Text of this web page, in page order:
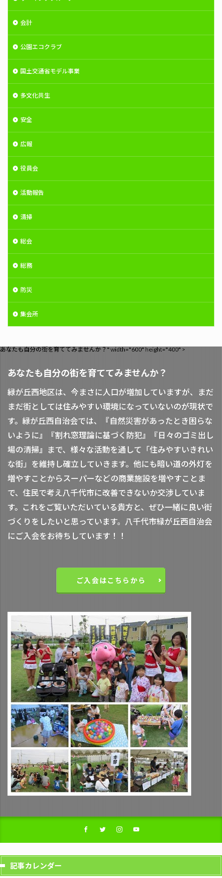
会計
公園エコクラブ
国土交通省モデル事業
多文化共生
安全
広報
役員会
活動報告
清掃
総会
総務
防災
集会所
あなたも自分の街を育ててみませんか？" width="600" height="400" >
あなたも自分の街を育ててみませんか？
緑が丘西地区は、今まさに人口が増加していますが、まだ
まだ街としては住みやすい環境になっていないのが現状で
す。緑が丘西自治会では、『自然災害があったとき困らな
いように』『割れ窓理論に基づく防犯』『日々のゴミ出し
場の清掃』まで、様々な活動を通して「住みやすいきれい
な街」を維持し確立していきます。他にも暗い道の外灯を
増やすことからスーパーなどの商業施設を増やすことま
で、住民で考え八千代市に改善できないか交渉していま
す。これをご覧いただいている貴方と、ぜひ一緒に良い街
づくりをしたいと思っています。八千代市緑が丘西自治会
にご入会をお待ちしています！！
ご入会はこちらから
記事カレンダー